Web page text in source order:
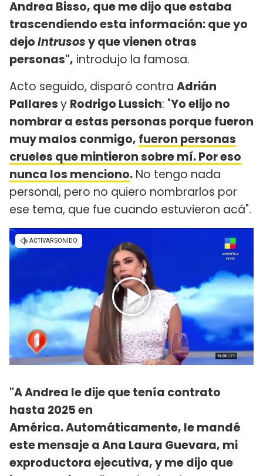
Andrea Bisso, que me dijo que estaba
trascendiendo esta información: que yo
dejoIntrusosy que vienen otras
personas", introdujo la famosa.
Acto seguido, disparó contra Adrián
Pallaresy Rodrigo Lussich: "Yo elijo no
nombrar a estas personas porque fueron
muy malos conmigo, fueron personas
crueles que mintieron sobre mí. Por eso
nunca los menciono. No tengo nada
personal, pero no quiero nombrarlos por
ese tema, que fue cuando estuvieron acá".
"A Andrea le dije que tenía contrato
hasta 2025 en
América. Automáticamente, le mandé
este mensaje a Ana Laura Guevara, mi
exproductora ejecutiva, y me dijo que